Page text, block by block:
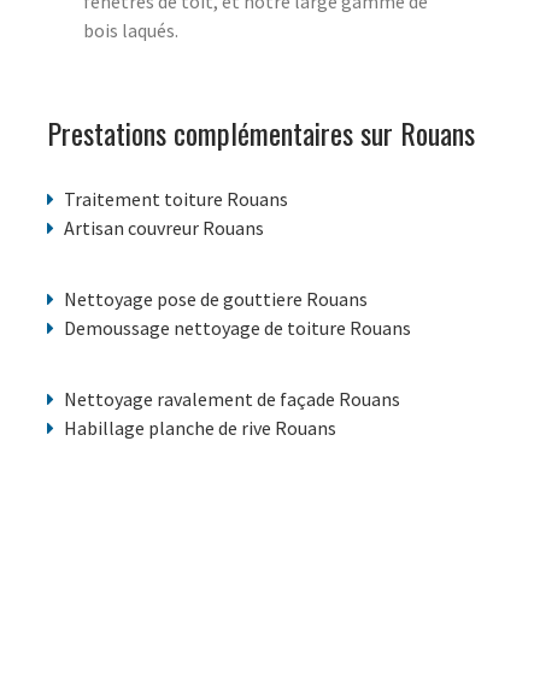
bois laqués.
Prestations complémentaires sur Rouans
Traitement toiture Rouans
Artisan couvreur Rouans
Nettoyage pose de gouttiere Rouans
Demoussage nettoyage de toiture Rouans
Nettoyage ravalement de façade Rouans
Habillage planche de rive Rouans